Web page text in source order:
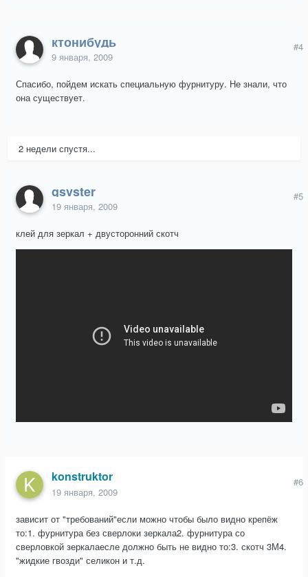
ктонибудь
9 января, 2009
#4
Спасибо, пойдем искать специальную фурнитуру. Не знали, что
она существует.
2 недели спустя...
gsvster
19 января, 2009
#5
клей для зеркал + двусторонний скотч
konstruktor
19 января, 2009
#6
зависит от "требований"если можно чтобы было видно крепёж
то:1. фурнитура без сверлоки зеркала2. фурнитура со
сверловкой зеркалаесле должно быть не видно то:3. скотч 3М4.
"жидкие гвозди" селикон и т.д.